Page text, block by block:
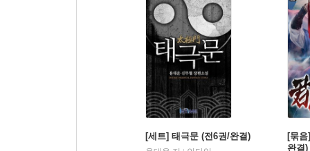
[세트] 태극문 (전6권/완결)
[묶음
완결)